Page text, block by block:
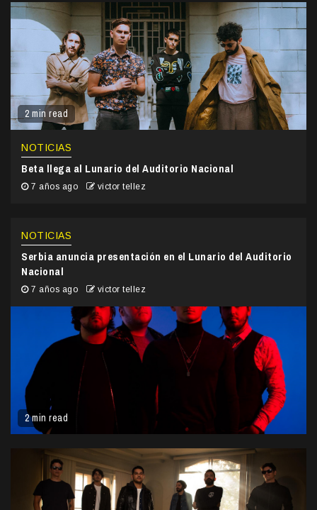
2 min read
NOTICIAS
Beta llega al Lunario del Auditorio Nacional
7 años ago victor tellez
2 min read
NOTICIAS
Serbia anuncia presentación en el Lunario del Auditorio
Nacional
7 años ago victor tellez